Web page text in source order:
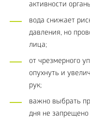
активности
вода снижает
давления, но
лица;
от чрезмерного
опухнуть и
рук;
важно выбрать
дня не